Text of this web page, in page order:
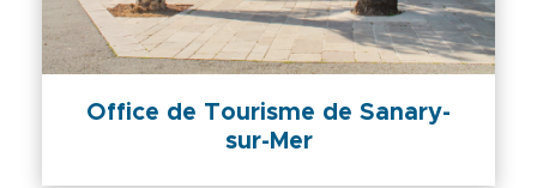
Office de Tourisme de Sanary-
sur-Mer